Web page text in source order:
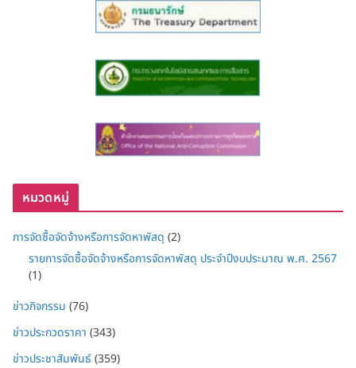
หมวดหมู่
การจัดซื้อจัดจ้างหรือการจัดหาพัสดุ (2)
รายการจัดซื้อจัดจ้างหรือการจัดหาพัสดุ ประจำปีงบประมาณ พ.ศ. 2567
(1)
ข่าวกิจกรรม (76)
ข่าวประกวดราคา (343)
ข่าวประชาสัมพันธ์(359)